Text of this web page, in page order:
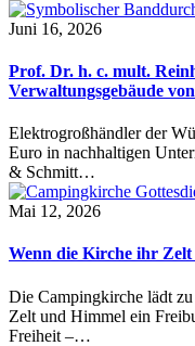
Juni 16, 2026
Prof. Dr. h. c. mult.
Verwaltungsgebäude
Elektrogroßhändler der
Euro in nachhaltigen
& Schmitt…
Mai 12, 2026
Wenn die Kirche ihr Zelt
Die Campingkirche lädt zu
Zelt und Himmel ein
Freiheit –…